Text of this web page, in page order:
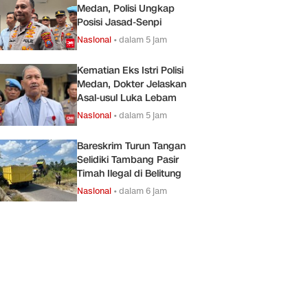
Medan, Polisi Ungkap
Posisi Jasad-Senpi
Nasional •dalam 5 jam
Kematian Eks Istri Polisi
Medan, Dokter Jelaskan
Asal-usul Luka Lebam
Nasional •dalam 5 jam
Bareskrim Turun Tangan
Selidiki Tambang Pasir
Timah Ilegal di Belitung
Nasional •dalam 6 jam